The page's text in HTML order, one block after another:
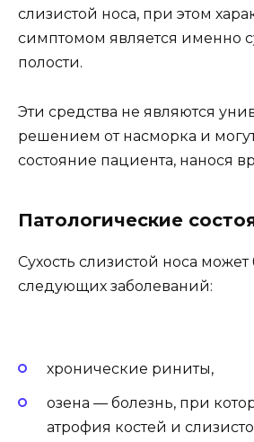
слизистой носа, при этом
симптомом является именно
полости.
Эти средства не являются
решением от насморка и
состояние пациента, нанося
Патологические
Сухость слизистой носа
следующих заболеваний:
хронические риниты,
озена — болезнь, при
атрофия костей и